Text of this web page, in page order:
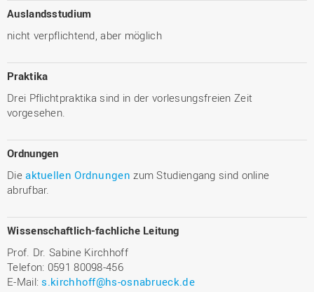
Auslandsstudium
nicht verpflichtend, aber möglich
Praktika
Drei Pflichtpraktika sind in der vorlesungsfreien Zeit
vorgesehen.
Ordnungen
Dieaktuellen Ordnungen zum Studiengang sind online
abrufbar.
Wissenschaftlich-fachliche Leitung
Prof. Dr. Sabine Kirchhoff
Telefon: 0591 80098-456
E-Mail:s.kirchhoff@hs-osnabrueck.de